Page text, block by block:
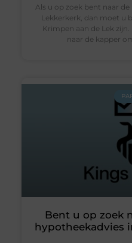
Als u op zoek bent naar
Lekkerkerk, dan moet u
Krimpen aan de Lek
naar de kapper
Bent u op zoek
hypotheekadvies